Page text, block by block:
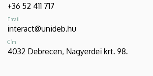
+36 52 411 717
Email
interact@unideb.hu
Cím
4032 Debrecen, Nagyerdei krt. 98.